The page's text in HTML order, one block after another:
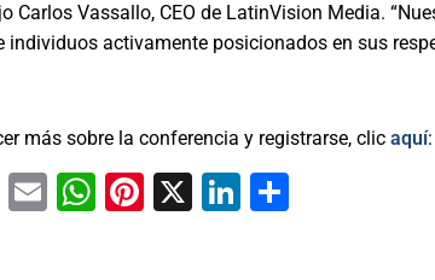
Carlos Vassallo, CEO de LatinVision Media.
individuos activamente posicionados en sus
más sobre la conferencia y registrarse, clicaquí:
Twitter
EmailWhatsApp
Pinterest
X LinkedIn